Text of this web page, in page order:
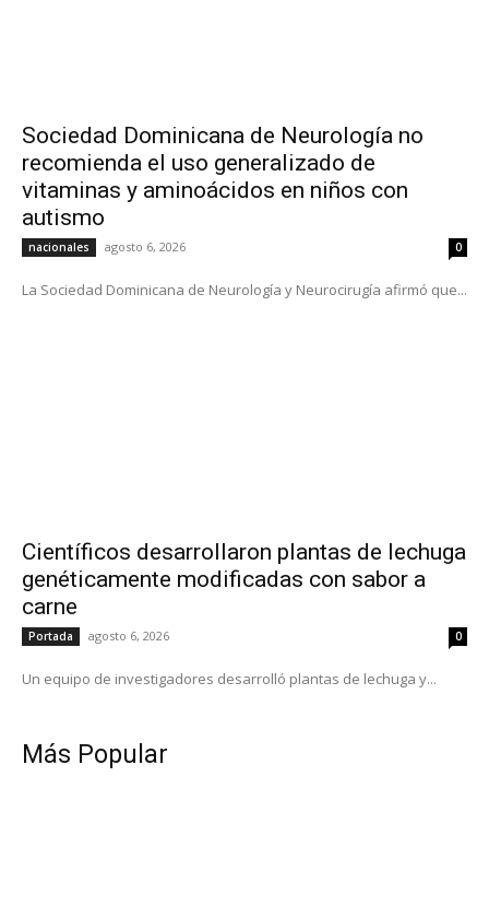
Sociedad Dominicana de Neurología no
recomienda el uso generalizado de
vitaminas y aminoácidos en niños con
autismo
nacionales agosto 6, 2026 0
La Sociedad Dominicana de Neurología y Neurocirugía afirmó que...
Científicos desarrollaron plantas de lechuga
genéticamente modificadas con sabor a
carne
Portada agosto 6, 2026 0
Un equipo de investigadores desarrolló plantas de lechuga y...
Más Popular